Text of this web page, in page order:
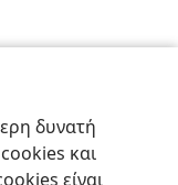
δυνατή
και
είναι
κάθε μέρα,
την υπόσχεσί